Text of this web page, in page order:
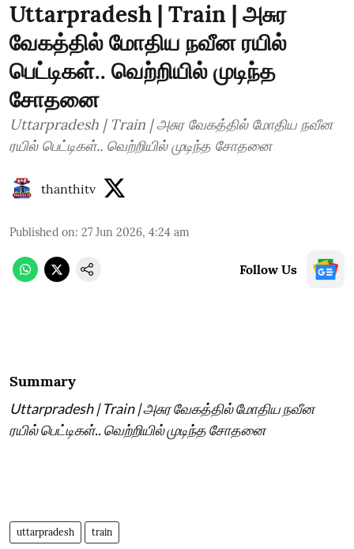
Uttarpradesh | Train | அசுர
வேகத்தில் மோதிய நவீன ரயில்
பெட்டிகள்.. வெற்றியில் முடிந்த
சோதனை
Uttarpradesh | Train | அசுர வேகத்தில் மோதிய நவீன
ரயில் பெட்டிகள்.. வெற்றியில் முடிந்த சோதனை
thanthitv
Published on: 27 Jun 2026, 4:24 am
Follow Us
Summary
Uttarpradesh | Train | அசுர வேகத்தில் மோதிய நவீன
ரயில் பெட்டிகள்.. வெற்றியில் முடிந்த சோதனை
uttarpradesh train